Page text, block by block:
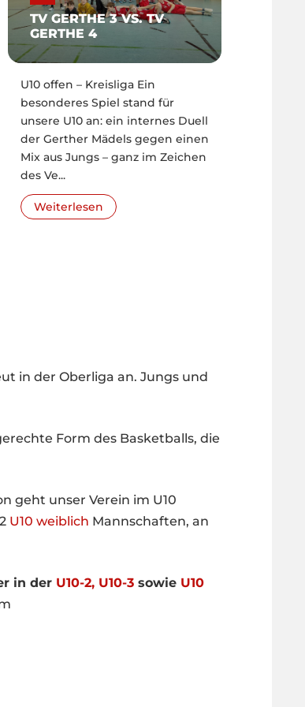
TV GERTHE 3 VS. TV
GERTHE 4
U10 offen – Kreisliga Ein
besonderes Spiel stand für
unsere U10 an: ein internes Duell
der Gerther Mädels gegen einen
Mix aus Jungs – ganz im Zeichen
des Ve...
Weiterlesen
in der Oberliga an. Jungs und
Form des Basketballs, die
geht unser Verein im U10
U10 weiblich Mannschaften, an
in der U10-2, U10-3 sowie U10